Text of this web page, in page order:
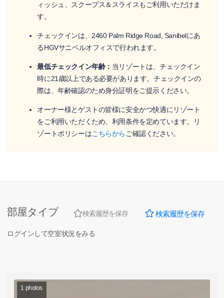
ィッシュ、スクープス＆スライスもご利用いただけま
す。
チェックインは、2460 Palm Ridge Road, Sanibelにあ
るHGVサニベルオフィスで行われます。
最低チェックイン年齢： 当リゾートは、チェックイン
時に21歳以上である必要があります。チェックインの
際は、年齢確認のため身分証明をご提示ください。
オーナー様とゲストの皆様に安全かつ快適にリゾート
をご利用いただくため、利用条件を定めています。リ
ゾートポリシーはこちらからご確認ください。
部屋タイプ 検索履歴を保存 検索履歴を保存
ログインして空室状況をみる
1 photos